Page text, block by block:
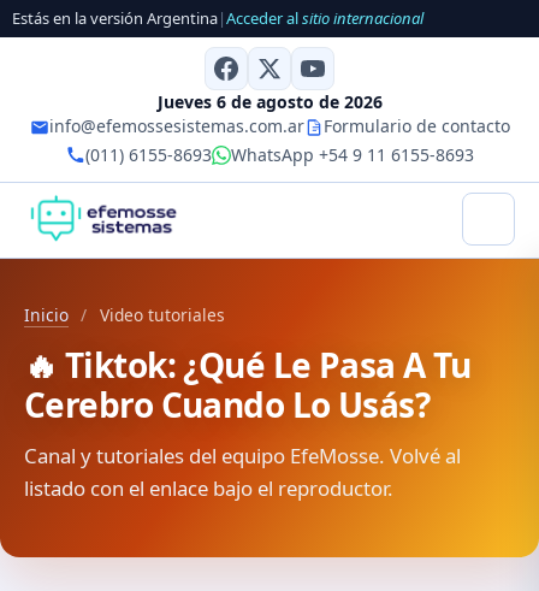
Estás en la versión Argentina|Acceder alsitio internacional
Jueves 6 de agosto de 2026
info@efemossesistemas.com.ar
Formulario de contacto
(011) 6155-8693
WhatsApp +54 9 11 6155-8693
Inicio / Video tutoriales
🔥 Tiktok: ¿Qué Le Pasa A Tu
Cerebro Cuando Lo Usás?
Canal y tutoriales del equipo EfeMosse. Volvé al
listado con el enlace bajo el reproductor.